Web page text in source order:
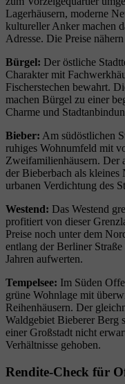
Lagerhäusern, moderne
kultureller Anker machen
Adresse. Die Preise
Bürgel: Der östliche
Charakter mit
Fischerstechen bewahrt.
machen Bürgel zu einer
Charme und
Bieber: Am südöstlichen
ruhiges Wohnumfeld mit
Zweifamilienhäusern. Der
der Bieberbach als
urbanen Verdichtung des
Westend: Das Westend
profitiert von dieser
Preise noch unter dem
entlang der Berliner
Jahren aufwerten.
Tempelsee: Im Süden
grüne Wohnlage mit
Reihenhäusern. Der
Waldgebiet Bieberer Berg
einer Großstadt nicht
Verhältnisse gehoben.
Rendite-Check für